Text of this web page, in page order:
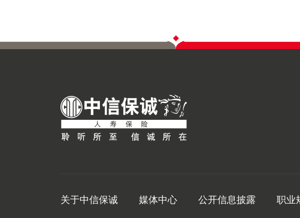
关于中信保诚 媒体中心 公开信息披露 职业